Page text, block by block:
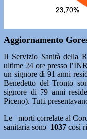
Aggiornamento
Il Servizio Sanità della
ultime 24 ore presso
un signore di 91 anni
Benedetto del Tronto
signore di 79 anni
Piceno). Tutti
Le morti correlate al
sanitaria sono 1037 così